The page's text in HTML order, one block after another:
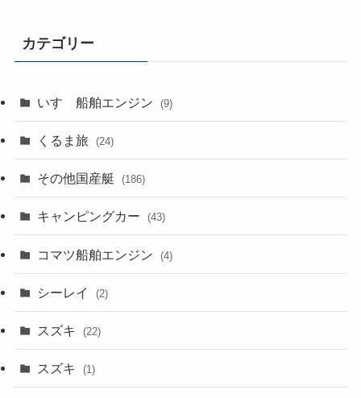
カテゴリー
いすゞ船舶エンジン (9)
くるま旅 (24)
その他国産艇 (186)
キャンピングカー (43)
コマツ船舶エンジン (4)
シーレイ (2)
スズキ (22)
スズキ (1)